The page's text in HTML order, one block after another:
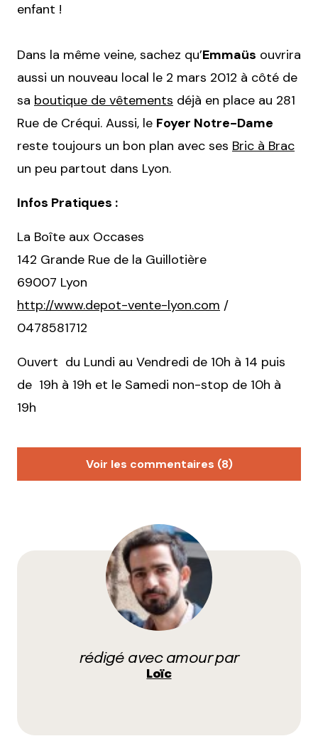
enfant !
Dans la même veine, sachez qu’Emmaüs ouvrira
aussi un nouveau local le 2 mars 2012 à côté de
sa boutique de vêtements déjà en place au 281
Rue de Créqui. Aussi, le Foyer Notre-Dame
reste toujours un bon plan avec ses Bric à Brac
un peu partout dans Lyon.
Infos Pratiques :
La Boîte aux Occases
142 Grande Rue de la Guillotière
69007 Lyon
http://www.depot-vente-lyon.com /
0478581712
Ouvert du Lundi au Vendredi de 10h à 14 puis
de 19h à 19h et le Samedi non-stop de 10h à
19h
Voir les commentaires (8)
cooool ! et en plus c’est ouvert pendant pour la
pareil, non ?
27 janvier 2012 à 8 h 55 min
27 janvier 2012 à 16 h 43 min
rédigé avec amour par
Loïc